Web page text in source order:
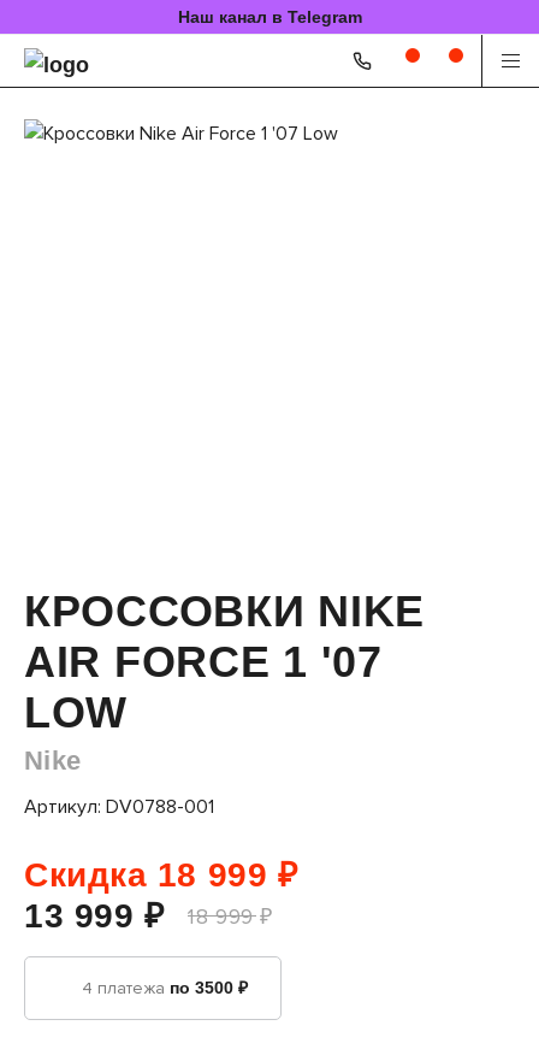
Наш канал в Telegram
КРОССОВКИ NIKE
AIR FORCE 1 '07
LOW
Nike
Артикул: DV0788-001
Скидка 18 999 ₽
13 999 ₽
18 999 ₽
4 платежа по 3500 ₽